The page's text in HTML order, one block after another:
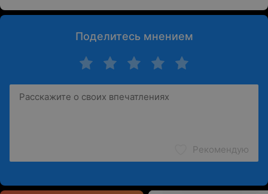
Поделитесь мнением
Рекомендую